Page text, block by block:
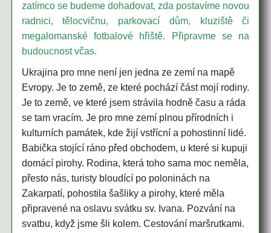
zatímco se budeme dohadovat, zda postavíme novou
radnici, tělocvičnu, parkovací dům, kluziště či
megalomanské fotbalové hřiště. Připravme se na
budoucnost včas.
Ukrajina pro mne není jen jedna ze zemí na mapě
Evropy. Je to země, ze které pochází část mojí rodiny.
Je to země, ve které jsem strávila hodně času a ráda
se tam vracím. Je pro mne zemí plnou přírodních i
kulturních památek, kde žijí vstřícní a pohostinní lidé.
Babička stojící ráno před obchodem, u které si kupuji
domácí pirohy. Rodina, která toho sama moc neměla,
přesto nás, turisty bloudící po poloninách na
Zakarpatí, pohostila šašliky a pirohy, které měla
připravené na oslavu svátku sv. Ivana. Pozvání na
svatbu, když jsme šli kolem. Cestování maršrutkami.